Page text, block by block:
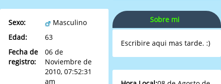
Sexo:
Masculino
Edad:
63
Fecha de
registro:
06 de
Noviembre de
2010, 07:52:31
am
Sobre mi
Escribire aqui mas tarde. :)